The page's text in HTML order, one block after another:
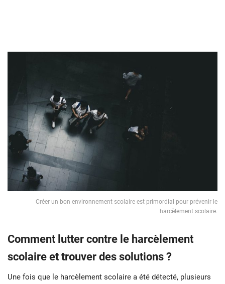
Créer un bon environnement scolaire est primordial pour prévenir le
harcèlement scolaire.
Comment lutter contre le harcèlement
scolaire et trouver des solutions ?
Une fois que le harcèlement scolaire a été détecté, plusieurs